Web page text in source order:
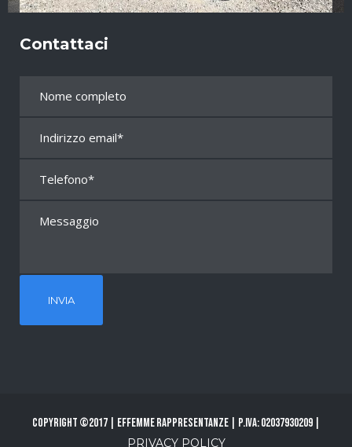
Contattaci
Copyright ©2017 | Effemme Rappresentanze | P.Iva: 02037930209 |
PRIVACY POLICY